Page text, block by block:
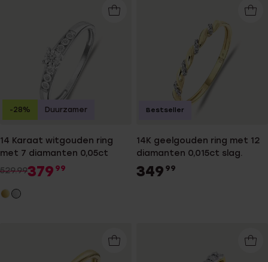
14 Karaat witgouden ring
met 7 diamanten 0,05ct
529.99379 99
-28% Duurzamer
14K geelgouden ring met 12
diamanten 0,015ct slag.
349 99
Bestseller